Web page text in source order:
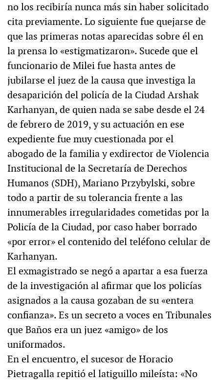
no los recibiría nunca más sin haber solicitado
cita previamente. Lo siguiente fue quejarse de
que las primeras notas aparecidas sobre él en
la prensa lo «estigmatizaron». Sucede que el
funcionario de Milei fue hasta antes de
jubilarse el juez de la causa que investiga la
desaparición del policía de la Ciudad Arshak
Karhanyan, de quien nada se sabe desde el 24
de febrero de 2019, y su actuación en ese
expediente fue muy cuestionada por el
abogado de la familia y exdirector de Violencia
Institucional de la Secretaría de Derechos
Humanos (SDH), Mariano Przybylski, sobre
todo a partir de su tolerancia frente a las
innumerables irregularidades cometidas por la
Policía de la Ciudad, por caso haber borrado
«por error» el contenido del teléfono celular de
Karhanyan.
El exmagistrado se negó a apartar a esa fuerza
de la investigación al afirmar que los policías
asignados a la causa gozaban de su «entera
confianza». Es un secreto a voces en Tribunales
que Baños era un juez «amigo» de los
uniformados.
En el encuentro, el sucesor de Horacio
Pietragalla repitió el latiguillo mileísta: «No